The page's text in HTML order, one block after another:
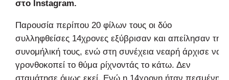
στο Instagram.
Παρουσία περίπου 20 φίλων τους οι δύο
συλληφθείσες 14χρονες εξύβρισαν και απείλησαν τη
συνομήλική τους, ενώ στη συνέχεια νεαρή άρχισε να
γρονθοκοπεί το θύμα ρίχνοντάς το κάτω. Δεν
σταμάτησε όμως εκεί. Ενώ η 14χρονη ήταν πεσμένη